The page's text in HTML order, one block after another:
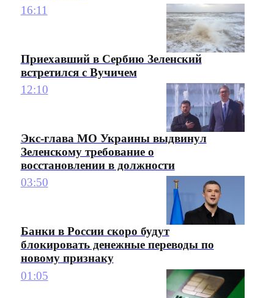
16:11
Приехавший в Сербию Зеленский
встретился с Вучичем
12:10
Экс-глава МО Украины выдвинул
Зеленскому требование о
восстановлении в должности
03:50
Банки в России скоро будут
блокировать денежные переводы по
новому признаку
01:05